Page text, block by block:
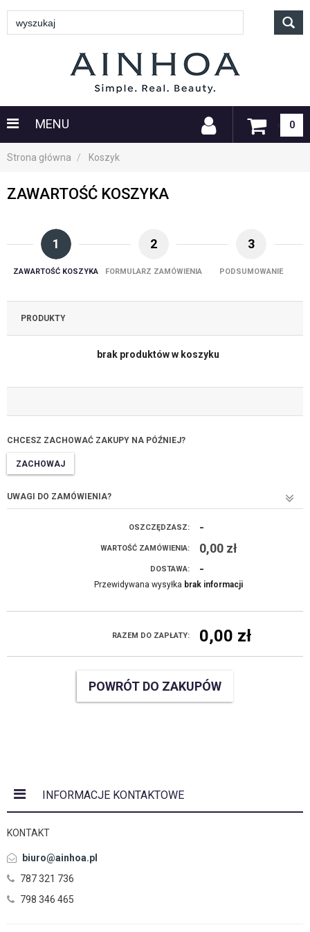
MENU 0
Strona główna Koszyk
ZAWARTOŚĆ KOSZYKA
1
ZAWARTOŚĆ KOSZYKA
2
FORMULARZ ZAMÓWIENIA
3
PODSUMOWANIE
PRODUKTY
brak produktów w koszyku
CHCESZ ZACHOWAĆ ZAKUPY NA PÓŹNIEJ?
ZACHOWAJ
UWAGI DO ZAMÓWIENIA?
OSZCZĘDZASZ: -
WARTOŚĆ ZAMÓWIENIA: 0,00 zł
DOSTAWA: -
Przewidywana wysyłka brak informacji
RAZEM DO ZAPŁATY: 0,00 zł
POWRÓT DO ZAKUPÓW
INFORMACJE KONTAKTOWE
KONTAKT
biuro@ainhoa.pl
787 321 736
798 346 465